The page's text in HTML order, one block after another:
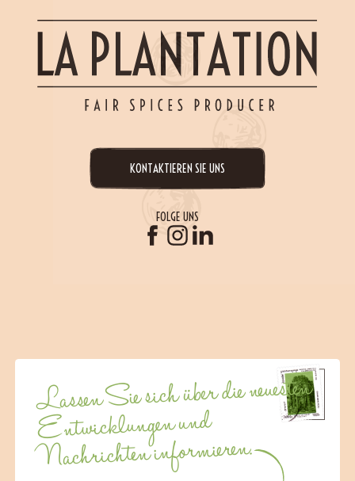
KONTAKTIEREN SIE UNS
FOLGE UNS
Lassen Sie sich über die neuesten
Entwicklungen und
Nachrichten informieren.